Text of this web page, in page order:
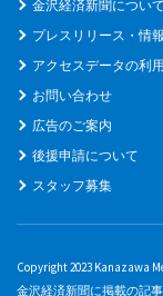
金沢経済新聞について
プレスリリース・情
アクセスデータの利
お問い合わせ
広告のご案内
後援申請について
スタッフ募集
Copyright 2023 Kanazawa
金沢経済新聞に掲載の記